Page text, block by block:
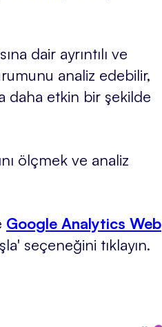
dair ayrıntılı ve
analiz edebilir,
daha etkin bir şekilde
ölçmek ve analiz
Google Analytics Web
seçeneğini tıklayın.